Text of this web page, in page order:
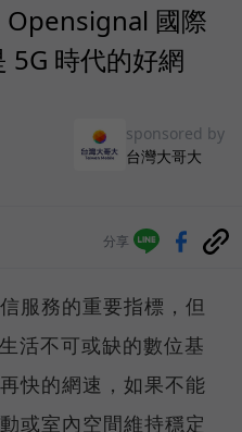
Opensignal 國際
5G 時代的好網
sponsored by
台灣大哥大
分享
服務的重要指標，但
活不可或缺的數位基
快的網速，如果不能
或室內空間維持穩定